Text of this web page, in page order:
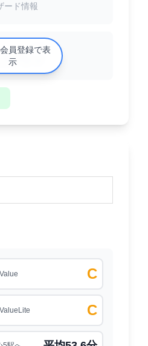
ード情報
ンション相場
円/㎡
会員登録で表
示
C
C